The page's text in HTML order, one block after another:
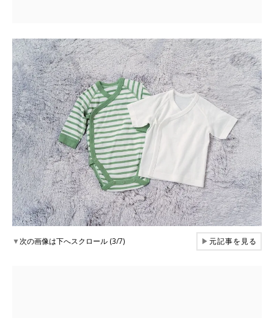
▼次の画像は下へスクロール (3/7) ▶元記事を見る